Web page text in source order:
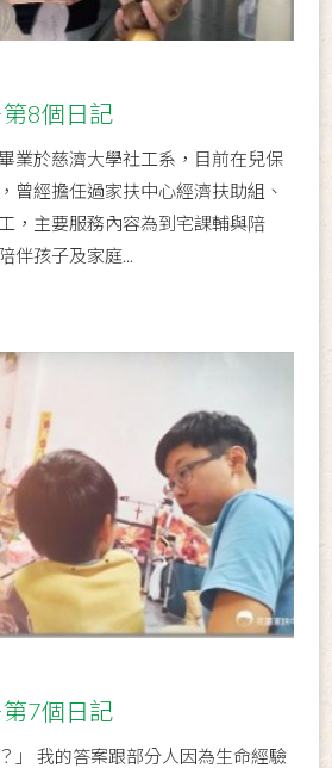
8個日記
業於慈濟大學社工系，目前在兒保
曾經擔任過家扶中心經濟扶助組、
，主要服務內容為到宅課輔與陪
伴孩子及家庭...
7個日記
」 我的答案跟部分人因為生命經驗